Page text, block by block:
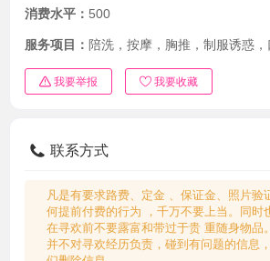
消费水平： 500
服务项目： 陪洗，按摩，胸推，制服诱惑
我要举报 我要收藏
联系方式
凡是有要求路费、定金 、保证金、照片验
何提前付费的行为 ，千万不要上当。同时
在寻欢前不要露富和带过于贵 重随身物品
并不对寻欢经历负责，碰到有问题的信息